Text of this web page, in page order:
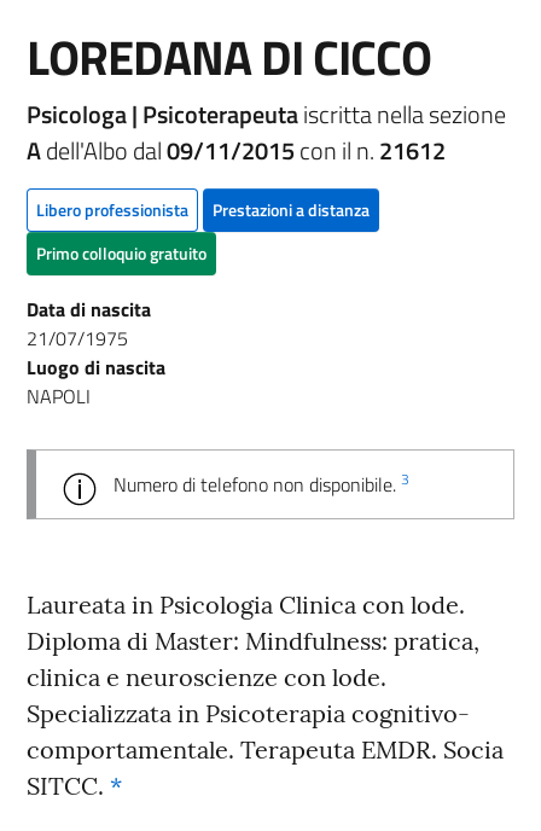
LOREDANA DI CICCO
Psicologa | Psicoterapeutaiscritta nella sezione
Adell'Albo dal09/11/2015con il n.21612
Libero professionista
Prestazioni a distanza
Primo colloquio gratuito
Data di nascita
21/07/1975
Luogo di nascita
NAPOLI
Numero di telefono non disponibile. 3
Laureata in Psicologia Clinica con lode.
Diploma di Master: Mindfulness: pratica,
clinica e neuroscienze con lode.
Specializzata in Psicoterapia cognitivo-
comportamentale. Terapeuta EMDR. Socia
SITCC. *